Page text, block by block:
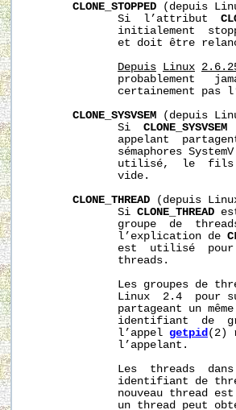
CLONE_STOPPED (depuis
              Si  l’attribut
initialement
et doit être
Depuis Linux
probablement
certainement pas
CLONE_SYSVSEM (depuis
              Si
CLONE_SYSVSEM
appelant
sémaphores
utilisé,  le
              vide.
CLONE_THREAD (depuis
              Si
CLONE_THREAD
groupe  de
              l’explication de
est  utilisé
              threads.
Les groupes de
Linux  2.4  pour
partageant un
identifiant  de
              l’appel
getpid(2)
              l’appelant.
Les  threads
identifiant de
nouveau thread
un thread peut